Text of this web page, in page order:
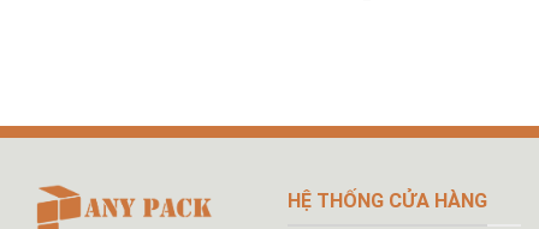
HỆ THỐNG CỬA HÀNG